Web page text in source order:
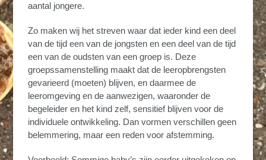
aantal jongere.
Zo maken wij het streven waar dat ieder kind een deel
van de tijd een van de jongsten en een deel van de tijd
een van de oudsten van een groep is. Deze
groepssamenstelling maakt dat de leeropbrengsten
gevarieerd (moeten) blijven, en daarmee de
leeromgeving en de aanwezigen, waaronder de
begeleider en het kind zelf, sensitief blijven voor de
individuele ontwikkeling. Dan vormen verschillen geen
belemmering, maar een reden voor afstemming.